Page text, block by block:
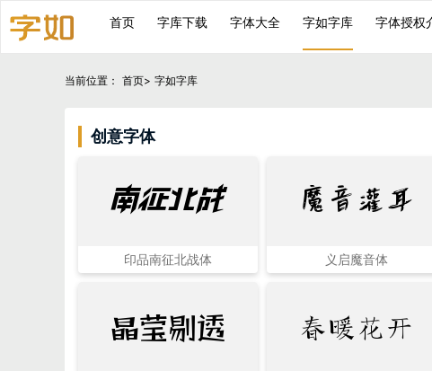
首页 字库下载 字体大全 字如字库 字体授权
当前位置： 首页> 字如字库
字如字库关键词
创意字体
南征北战
印品南征北战体
魔音灌耳
义启魔音体
晶莹剔透 春暖花开